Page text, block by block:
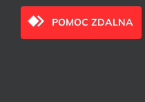
POMOC ZDALNA